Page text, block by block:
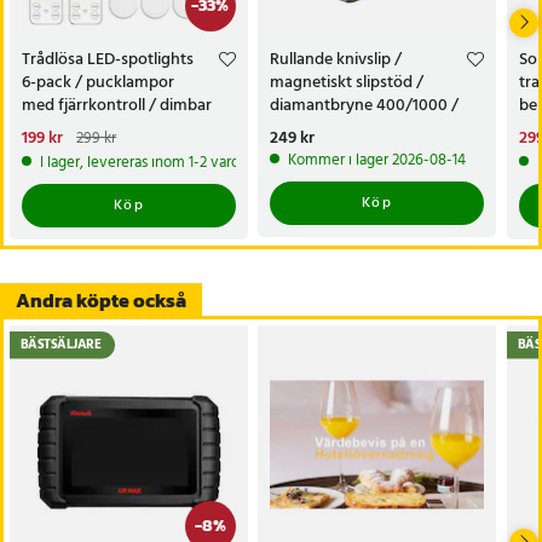
-33%
Trådlösa LED-spotlights
6-pack / pucklampor
med fjärrkontroll / dimbar
skåpbelysning
Nuvarande pris
199 krTidigare pris:299 kr
199 kr 299 kr
I lager, levereras inom 1-2 vardagar
Köp
Rullande knivslip /
magnetiskt slipstöd /
diamantbryne 400/1000 /
knivvässare med fasta vinklar
Pris:249 kr
249 kr
Kommer i lager 2026-08-14
Köp
Andra köpte också
-8%
BÄSTSÄLJARE